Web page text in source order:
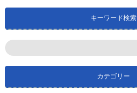
キーワード検索
カテゴリー